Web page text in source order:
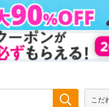
こだ